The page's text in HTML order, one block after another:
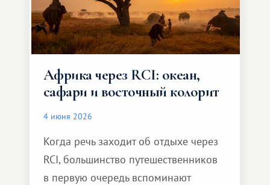
Африка через RCI: океан,
сафари и восточный колорит
4 июня 2026
Когда речь заходит об отдыхе через
RCI, большинство путешественников
в первую очередь вспоминают